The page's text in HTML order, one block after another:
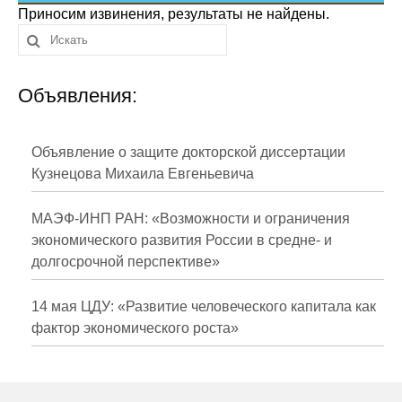
Сотрудники
Отчетность
Противодействие коррупции
Публикации
Научная жизнь
Издания
Проблемы прогнозирования
О журнале
Приносим извинения, результаты не найдены.
Объявления:
Объявление о защите докторской диссертации
Кузнецова Михаила Евгеньевича
МАЭФ-ИНП РАН: «Возможности и ограничения
экономического развития России в средне- и
долгосрочной перспективе»
14 мая ЦДУ: «Развитие человеческого капитала как
фактор экономического роста»